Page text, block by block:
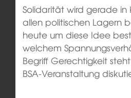
Solidarität wird gerade in
allen politischen Lagern
heute um diese Idee
welchem
Begriff Gerechtigkeit
BSA-Veranstaltung